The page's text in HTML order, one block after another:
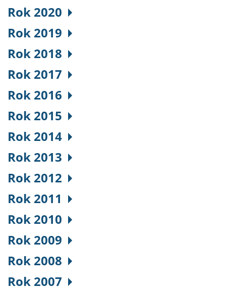
Rok 2020
Rok 2019
Rok 2018
Rok 2017
Rok 2016
Rok 2015
Rok 2014
Rok 2013
Rok 2012
Rok 2011
Rok 2010
Rok 2009
Rok 2008
Rok 2007